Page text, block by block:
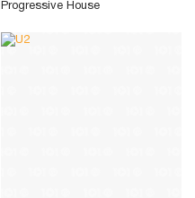
Progressive House